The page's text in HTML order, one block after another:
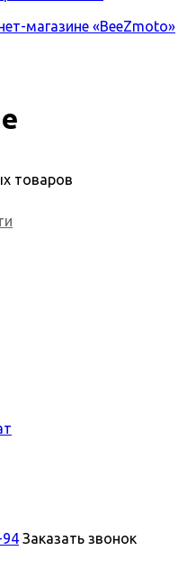
магазине «BeeZmoto»
товаров
Заказать звонок